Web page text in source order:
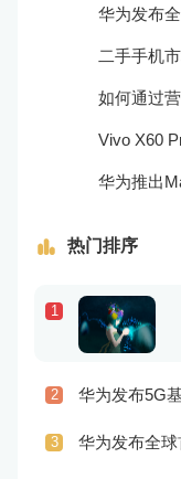
热门排序
1
2 华为发布5G
3 华为发布全